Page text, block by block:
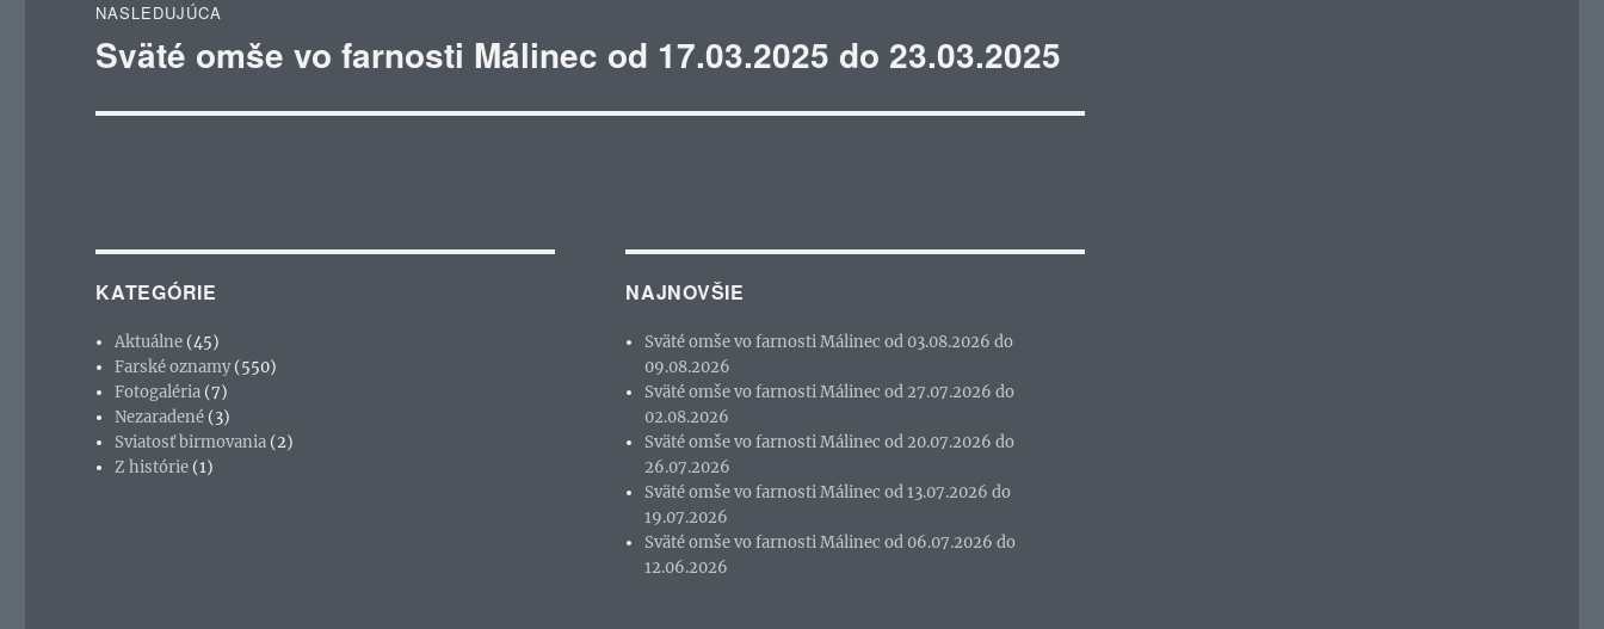
NASLEDUJÚCA
Ďalší
Sväté omše vo farnosti Málinec od 17.03.2025 do 23.03.2025
KATEGÓRIE
Aktuálne (45)
Farské oznamy(550)
Fotogaléria (7)
Nezaradené (3)
Sviatosť birmovania (2)
Z histórie (1)
NAJNOVŠIE
Sväté omše vo farnosti Málinec od 03.08.2026 do
09.08.2026
Sväté omše vo farnosti Málinec od 27.07.2026 do
02.08.2026
Sväté omše vo farnosti Málinec od 20.07.2026 do
26.07.2026
Sväté omše vo farnosti Málinec od 13.07.2026 do
19.07.2026
Sväté omše vo farnosti Málinec od 06.07.2026 do
12.06.2026